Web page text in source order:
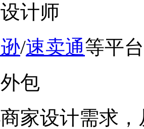
计师
/速卖通等平
包
家设计需求